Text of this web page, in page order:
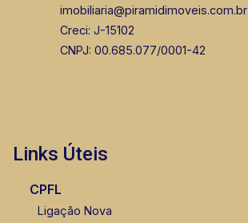
imobiliaria@piramidimoveis.com.br
Creci: J-15102
CNPJ: 00.685.077/0001-42
Links Úteis
CPFL
Ligação Nova